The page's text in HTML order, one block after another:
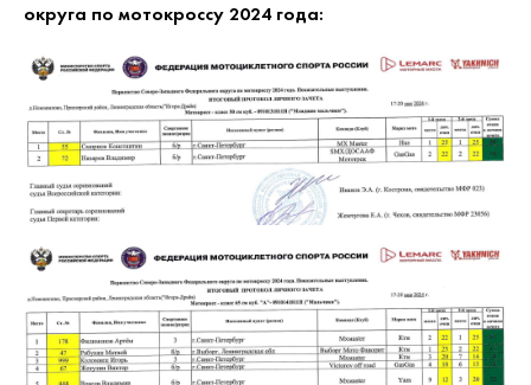
округа по мотокроссу 2024 года: